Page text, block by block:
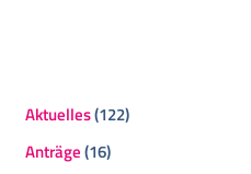
Aktuelles(122)
Anträge(16)